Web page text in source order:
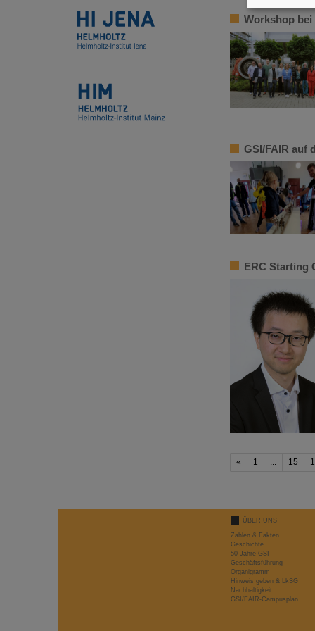
Workshop
GSI/FAIR auf
ERC Starting
« 1 ... 15
ÜBER UNS
Zahlen & Fakten
Geschichte
50 Jahre GSI
Geschäftsführung
Organigramm
Hinweis geben & LkSG
Nachhaltigkeit
GSI/FAIR-Campusplan